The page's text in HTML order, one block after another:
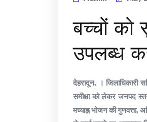
बच्चों को
उपलब्ध
देहरादून, । जिलाधिकारी
समीक्षा को लेकर जनपद
मघ्याह्न भोजन की गुणवत्ता,